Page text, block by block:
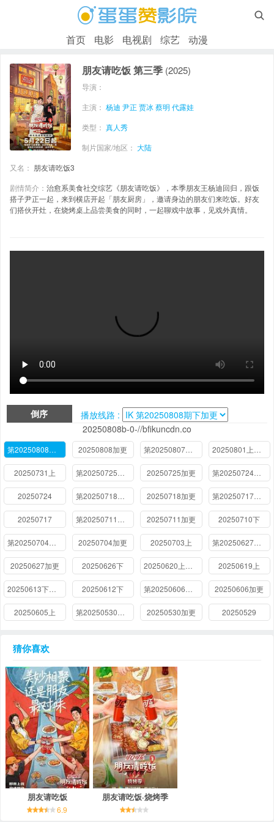

首页 电影 电视剧 综艺 动漫
朋友请吃饭 第三季 (2025)
导演：
主演： 杨迪 尹正 贾冰 蔡明 代露娃
类型： 真人秀
制片国家/地区： 大陆
又名： 朋友请吃饭3
剧情简介： 治愈系美食社交综艺《朋友请吃饭》，本季朋友王杨迪回归，跟饭
搭子尹正一起，来到横店开起「朋友厨房」，邀请身边的朋友们来吃饭。好友
们搭伙开灶，在烧烤桌上品尝美食的同时，一起聊戏中故事，见戏外真情。
倒序
播放线路 :
20250808b-0-//bfikuncdn.co
第20250808期下加更 20250808加更
20250731上 20250725加更 第20250724期下
20250724 20250718加更 第20250717期上
20250717 20250711加更 20250710下
20250704加更 20250703上 第20250627期下加更
20250627加更 20250626下 20250619上
20250612下 20250606加更
20250605上 20250530加更 20250529
猜你喜欢
朋友请吃饭
6.9
朋友请吃饭·烧烤季